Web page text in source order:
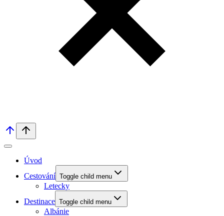
Úvod
Cestování Toggle child menu
Letecky
Destinace Toggle child menu
Albánie